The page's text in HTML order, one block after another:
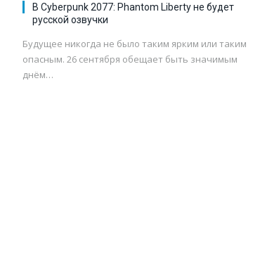
В Cyberpunk 2077: Phantom Liberty не будет
русской озвучки
Будущее никогда не было таким ярким или таким
опасным. 26 сентября обещает быть значимым
днём…